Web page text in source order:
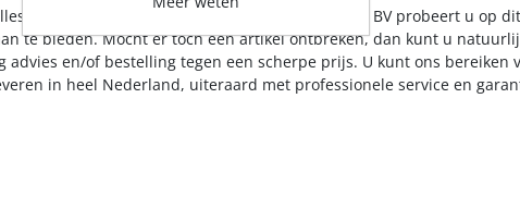
op het gebied van onderdelen. De Jong & Roos BV probeert u op
te bieden. Mocht er toch een artikel ontbreken, dan kunt u
advies en/of bestelling tegen een scherpe prijs. U kunt ons bereiken
in heel Nederland, uiteraard met professionele service en